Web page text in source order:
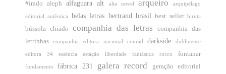
#irado aleph alfaguara alt alta novel arqueiro arquipélago
editorial autêntica belas letras bertrand brasil best seller biruta
bússola chiado companhia das letras
companhia das
letrinhas
companhia editora nacional conrad darkside dublinense
editora 34 essência estação liberdade fantástica rocco fontanar
fundamento fábrica 231 galera record
geração editorial